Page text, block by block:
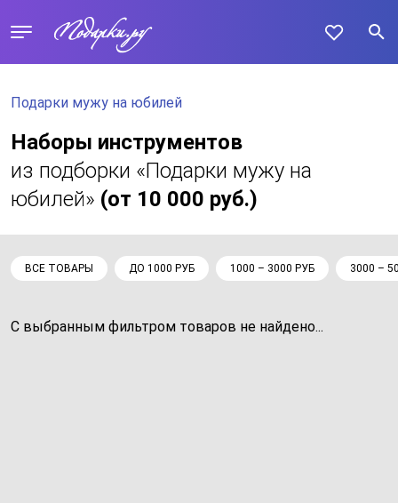
Подарки мужу на юбилей
Наборы инструментов
из подборки «Подарки мужу на
юбилей» (от 10 000 руб.)
ВСЕ ТОВАРЫ ДО 1000 РУБ 1000 – 3000 РУБ 3000 –
С выбранным фильтром товаров не найдено...